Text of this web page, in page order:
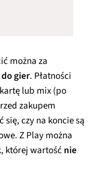
można za
gier. Płatności
lub mix (po
zakupem
czy na koncie są
Z Play można
której wartość nie